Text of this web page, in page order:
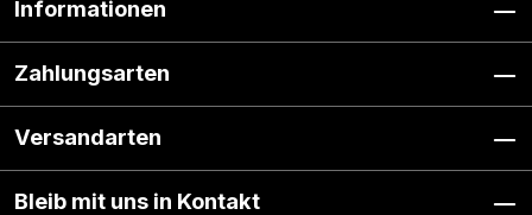
Informationen
Zahlungsarten
Versandarten
Bleib mit uns in Kontakt